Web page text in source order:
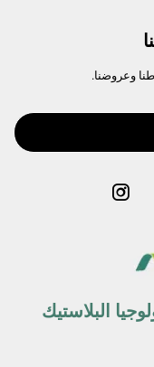
وعروضنا.
البلاستيك